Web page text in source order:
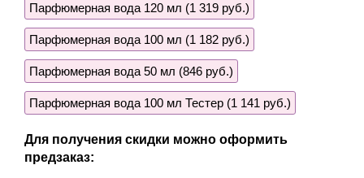
Парфюмерная вода 120 мл (1 319 руб.)
Парфюмерная вода 100 мл (1 182 руб.)
Парфюмерная вода 50 мл (846 руб.)
Парфюмерная вода 100 мл Тестер (1 141 руб.)
Для получения скидки можно оформить
предзаказ: